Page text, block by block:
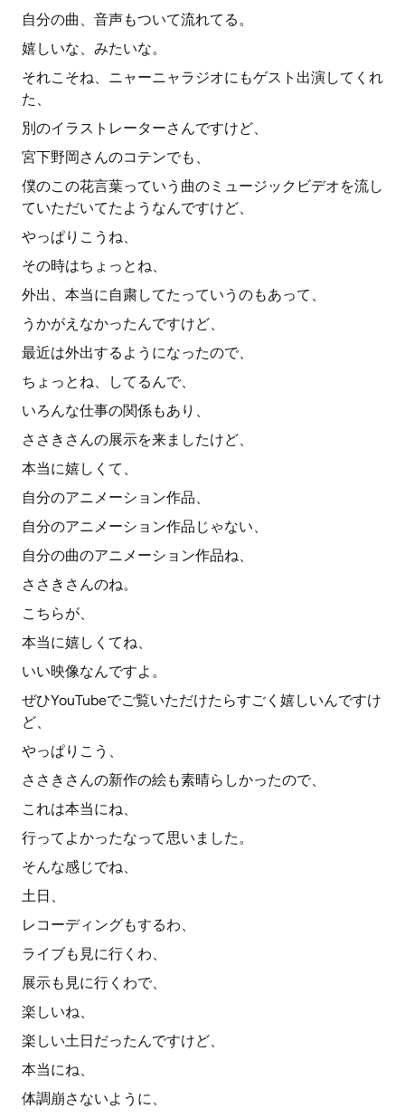
自分の曲、音声もついて流れてる。
嬉しいな、みたいな。
それこそね、ニャーニャラジオにもゲスト出演してくれ
た、
別のイラストレーターさんですけど、
宮下野岡さんのコテンでも、
僕のこの花言葉っていう曲のミュージックビデオを流し
ていただいてたようなんですけど、
やっぱりこうね、
その時はちょっとね、
外出、本当に自粛してたっていうのもあって、
うかがえなかったんですけど、
最近は外出するようになったので、
ちょっとね、してるんで、
いろんな仕事の関係もあり、
ささきさんの展示を来ましたけど、
本当に嬉しくて、
自分のアニメーション作品、
自分のアニメーション作品じゃない、
自分の曲のアニメーション作品ね、
ささきさんのね。
こちらが、
本当に嬉しくてね、
いい映像なんですよ。
ぜひYouTubeでご覧いただけたらすごく嬉しいんですけ
ど、
やっぱりこう、
ささきさんの新作の絵も素晴らしかったので、
これは本当にね、
行ってよかったなって思いました。
そんな感じでね、
土日、
レコーディングもするわ、
ライブも見に行くわ、
展示も見に行くわで、
楽しいね、
楽しい土日だったんですけど、
本当にね、
体調崩さないように、